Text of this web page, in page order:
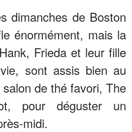
dimanches de Boston
énormément, mais la
Frieda et leur fille
sont assis bien au
de thé favori, The
pour déguster un
midi.